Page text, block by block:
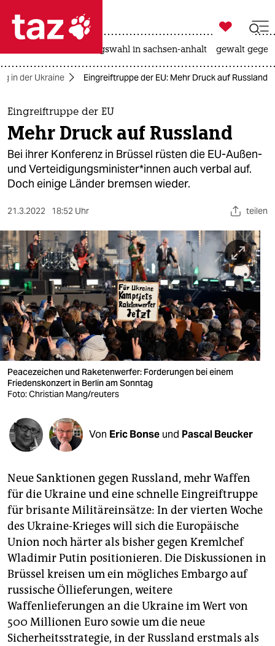
 taz zahl ich
taz zahl ich
themen
politik
öko
gesellschaft
sport
berlin
nord
wahrheit
verlag
verlag
shop
fragen & hilfe
unterstützen
abo
genossenschaft
epaper login

taz zahl ich
landtagswahl in sachsen-anhalt gewalt
in der Ukraine Eingreiftruppe der EU: Mehr Druck auf Russland
Eingreiftruppe der EU
Mehr Druck auf Russland
Bei ihrer Konferenz in Brüssel rüsten die EU-Außen-
und Ver­tei­di­gungs­mi­nis­te­r*in­nen auch verbal auf.
Doch einige Länder bremsen wieder.
21.3.2022 18:52 Uhr teilen
Peacezeichen und Raketenwerfer: Forderungen bei einem
Friedenskonzert in Berlin am Sonntag
Foto: Christian Mang/reuters
Von Eric Bonse und Pascal Beucker
Neue Sanktionen gegen Russland, mehr Waffen
für die Ukrai­ne und eine schnelle Eingreiftruppe
für brisante Militäreinsätze: In der vierten Woche
des Ukraine-Krieges will sich die Europäische
Union noch härter als bisher gegen Kremlchef
Wladimir Putin positionieren. Die Diskussionen in
Brüssel kreisen um ein mögliches Embargo auf
russische Öllieferungen, weitere
Waffenlieferungen an die Ukraine im Wert von
500 Millionen Euro sowie um die neue
Sicherheitsstrategie, in der Russland erstmals als